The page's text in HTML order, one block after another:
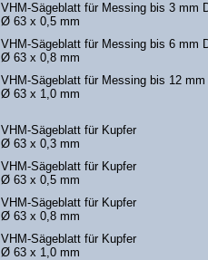
VHM-Sägeblatt für Messing bis 3 mm
Ø 63 x 0,5 mm
VHM-Sägeblatt für Messing bis 6 mm
Ø 63 x 0,8 mm
VHM-Sägeblatt für Messing bis 12
Ø 63 x 1,0 mm
VHM-Sägeblatt für Kupfer
Ø 63 x 0,3 mm
VHM-Sägeblatt für Kupfer
Ø 63 x 0,5 mm
VHM-Sägeblatt für Kupfer
Ø 63 x 0,8 mm
VHM-Sägeblatt für Kupfer
Ø 63 x 1,0 mm